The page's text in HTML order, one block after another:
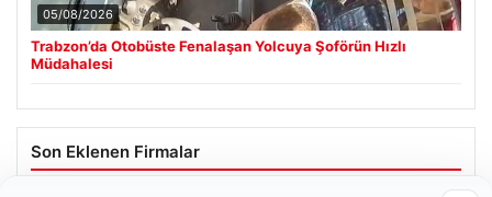
05/08/2026
Trabzon’da Otobüste Fenalaşan Yolcuya Şoförün Hızlı
Müdahalesi
Son Eklenen Firmalar